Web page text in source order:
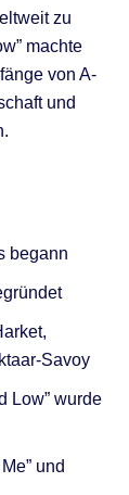
zu
machte
von A-
und
begann
Savoy
Low” wurde
und